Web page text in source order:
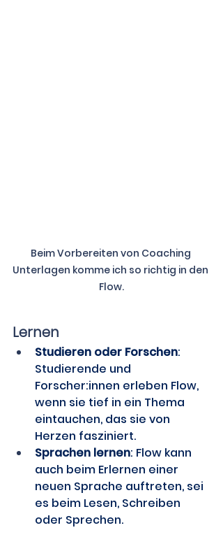
Beim Vorbereiten von Coaching
Unterlagen komme ich so richtig in den
Flow.
Lernen
Studieren oder Forschen:
Studierende und
Forscher:innen erleben Flow,
wenn sie tief in ein Thema
eintauchen, das sie von
Herzen fasziniert.
Sprachen lernen: Flow kann
auch beim Erlernen einer
neuen Sprache auftreten, sei
es beim Lesen, Schreiben
oder Sprechen.